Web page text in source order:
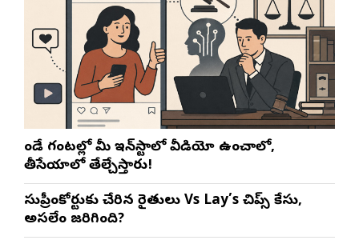
రెండే గంటల్లో మీ ఇన్‌స్టాలో వీడియో ఉంచాలో,
తీసేయాలో తేల్చేస్తారు!
సుప్రీంకోర్టుకు చేరిన రైతులు Vs Lay’s చిప్స్‌ కేసు,
అసలేం జరిగింది?